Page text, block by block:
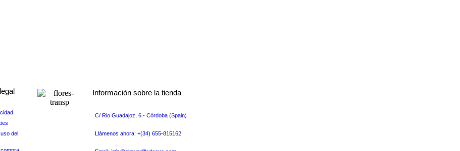
del
Información sobre la tienda
C/ Rio Guadajoz, 6 - Córdoba (Spain)
Llámenos ahora: +(34) 655-815162